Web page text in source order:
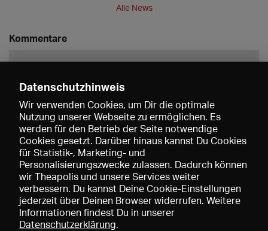
Alle News
Kommentare
Speichern
Datenschutzhinweis
Wir verwenden Cookies, um Dir die optimale
Nutzung unserer Webseite zu ermöglichen. Es
werden für den Betrieb der Seite notwendige
Cookies gesetzt. Darüber hinaus kannst Du Cookies
für Statistik-, Marketing- und
Personalisierungszwecke zulassen. Dadurch können
wir Theapolis und unsere Services weiter
verbessern. Du kannst Deine Cookie-Einstellungen
jederzeit über Deinen Browser widerrufen. Weitere
Informationen findest Du in unserer
Datenschutzerklärung.